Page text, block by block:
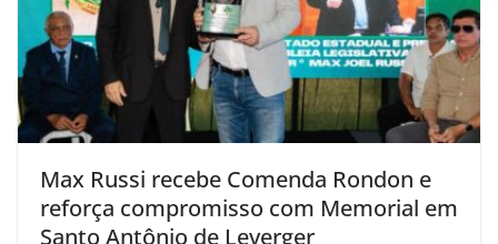
Max Russi recebe Comenda Rondon e
reforça compromisso com Memorial em
Santo Antônio de Leverger